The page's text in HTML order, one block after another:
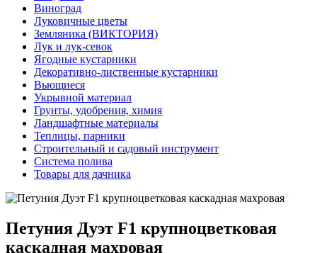
Виноград
Луковичные цветы
Земляника (ВИКТОРИЯ)
Лук и лук-севок
Ягодные кустарники
Декоративно-лиственные кустарники
Вьющиеся
Укрывной материал
Грунты, удобрения, химия
Ландшафтные материалы
Теплицы, парники
Строительный и садовый инструмент
Система полива
Товары для дачника
Петуния Дуэт F1 крупноцветковая
каскадная махровая